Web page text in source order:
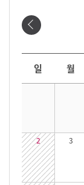
날짜선택
일 월
2 3